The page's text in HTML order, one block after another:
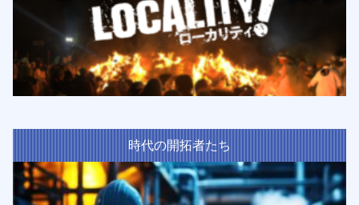
時代の開拓者たち